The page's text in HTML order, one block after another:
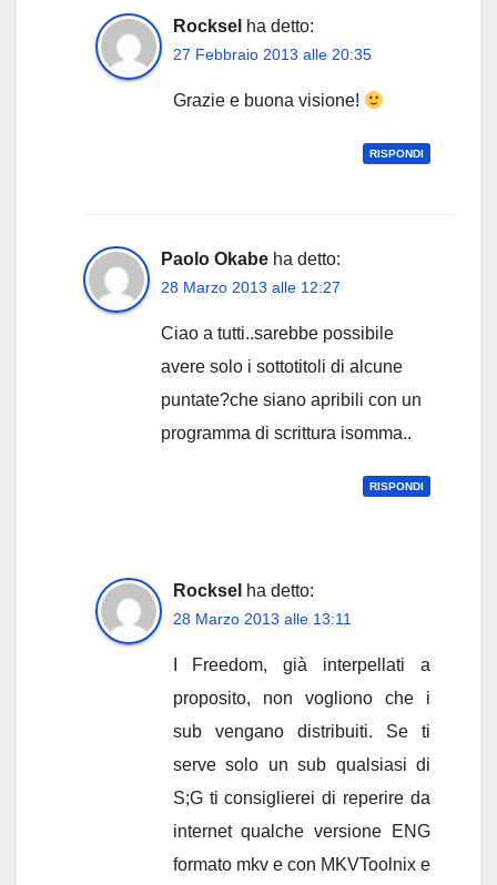
Rocksel ha detto:
27 Febbraio 2013 alle 20:35
Grazie e buona visione!
RISPONDI
Paolo Okabe ha detto:
28 Marzo 2013 alle 12:27
Ciao a tutti..sarebbe possibile
avere solo i sottotitoli di alcune
puntate?che siano apribili con un
programma di scrittura isomma..
RISPONDI
Rocksel ha detto:
28 Marzo 2013 alle 13:11
I Freedom, già interpellati a
proposito, non vogliono che i
sub vengano distribuiti. Se ti
serve solo un sub qualsiasi di
S;G ti consiglierei di reperire da
internet qualche versione ENG
formato mkv e con MKVToolnix e